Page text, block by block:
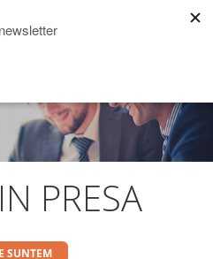
PRESA
SUNTEM